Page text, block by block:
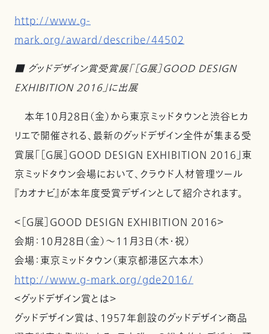
http://www.g-
mark.org/award/describe/44502
■ グッドデザイン賞受賞展「［G展］GOOD DESIGN
EXHIBITION 2016」に出展
本年10月28日（金）から東京ミッドタウンと渋谷ヒカ
リエで開催される、最新のグッドデザイン全件が集まる受
賞展「［G展］GOOD DESIGN EXHIBITION 2016」東
京ミッドタウン会場において、クラウド人材管理ツール
『カオナビ』が本年度受賞デザインとして紹介されます。
＜［G展］GOOD DESIGN EXHIBITION 2016＞
会期：10月28日（金）～11月3日（木・祝）
会場：東京ミッドタウン（東京都港区六本木）
http://www.g-mark.org/gde2016/
＜グッドデザイン賞とは＞
グッドデザイン賞は、1957年創設のグッドデザイン商品